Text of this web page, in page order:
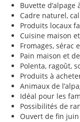
Buvette
Cadre naturel,
Produits locaux
Cuisine maison
Fromages, sérac
Pain maison et
Polenta, ragoût,
Produits à
Animaux de
Idéal pour les
Possibilités de
Ouvert de fin